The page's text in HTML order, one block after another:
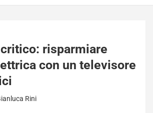
risparmiare
con un televisore
Rini